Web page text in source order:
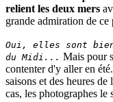
relient les deux mers
grande admiration de
Oui, elles sont
du Midi... Mais pour
contenter d'y aller en
saisons et des heures
cas, les photographes le